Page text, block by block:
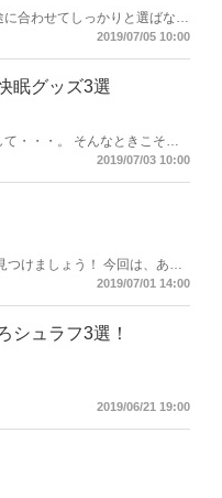
合わせてしっかりと選ばなく
ゲットしましょう！2019/07/05 10:00
眠グッズ3選
・・・。 そんなときこそ夜
か不安・・・。そんなあなた
2019/07/03 10:00
つけましょう！ 今回は、あら
2019/07/01 14:00
シュラフ3選！
2019/06/21 19:00